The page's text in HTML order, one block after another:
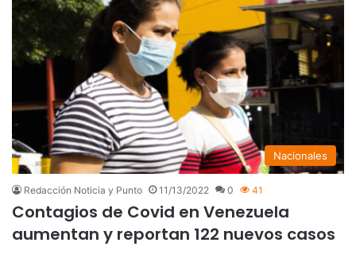
Nacionales
Redacción Noticia y Punto 11/13/2022 0 41
Contagios de Covid en Venezuela
aumentan y reportan 122 nuevos casos